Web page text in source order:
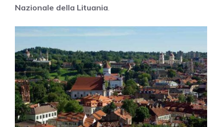
Nazionale della Lituania.